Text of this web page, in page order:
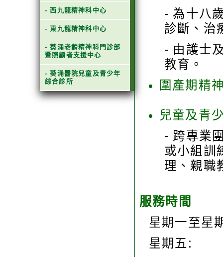
- 西九龍精神科中心
- 東九龍精神科中心
- 葵涌老齡精神科門診部
暨照顧者支援中心
- 葵涌醫院兒童及青少年
綜合診所
- 為十八
診斷、治
- 由護士
教育。
圍產期精
兒童及青
- 跨專業
或小組訓
理、親職
服務時間
星期一至星
星期五: